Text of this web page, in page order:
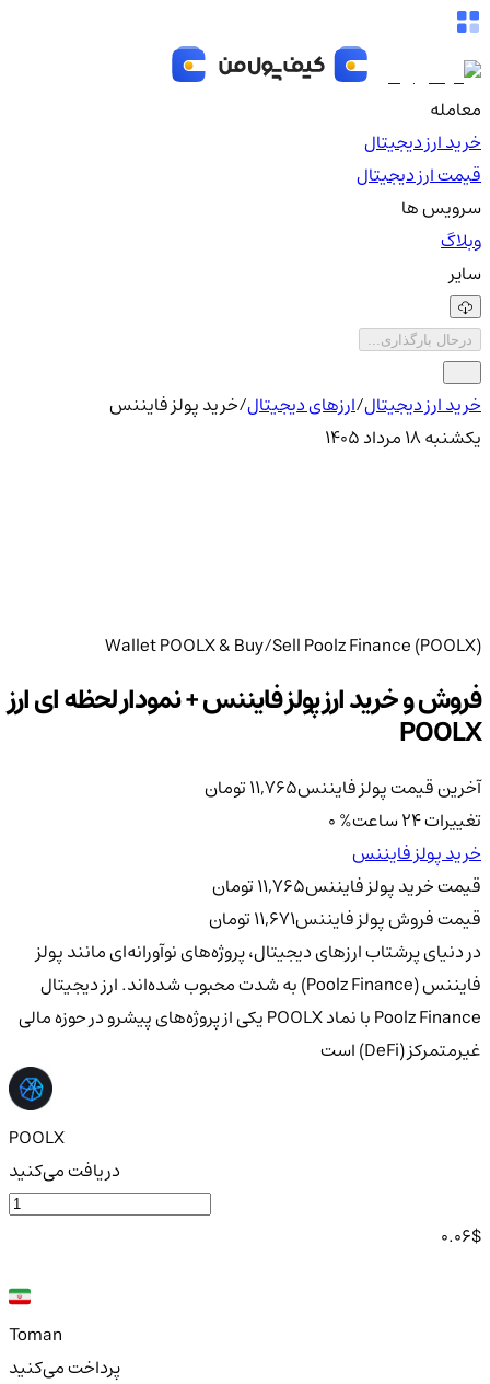
معامله
خرید ارز دیجیتال
قیمت ارز دیجیتال
سرویس ها
وبلاگ
سایر
درحال بارگذاری...
خرید ارز دیجیتال/ارزهای دیجیتال/خرید پولز فایننس
یکشنبه ۱۸ مرداد ۱۴۰۵
Wallet POOLX & Buy/Sell Poolz Finance (POOLX)
فروش و خرید ارز پولز فایننس + نمودار لحظه ای ارز
POOLX
آخرین قیمت پولز فایننس11,765تومان
تغییرات 24 ساعت
0%
خرید پولز فایننس
قیمت خرید پولز فایننس11,765تومان
قیمت فروش پولز فایننس11,671تومان
در دنیای پرشتاب ارزهای دیجیتال، پروژه‌های نوآورانه‌ای مانند پولز
فایننس (Poolz Finance) به شدت محبوب شده‌اند. ارز دیجیتال
Poolz Finance با نماد POOLX یکی از پروژه‌های پیشرو در حوزه مالی
غیرمتمرکز (DeFi) است
POOLX
دریافت می‌کنید
0.06$
Toman
پرداخت می‌کنید